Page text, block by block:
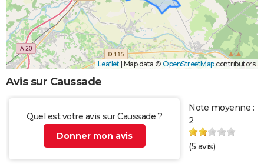
Leaflet Map data © OpenStreetMapcontributors
Avis sur Caussade
Quel est votre avis sur Caussade ?
Donner mon avis
Note moyenne :
2
(5 avis)